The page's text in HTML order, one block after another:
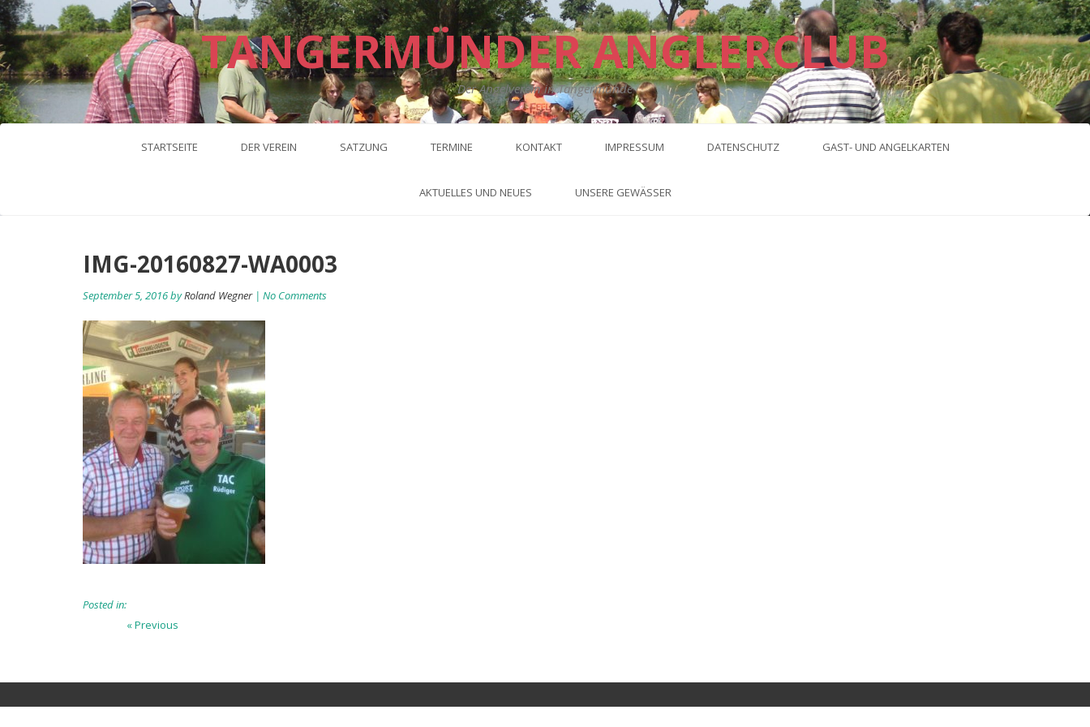
TANGERMÜNDER ANGLERCLUB
Der Angelverein in Tangermünde
STARTSEITE DER VEREIN SATZUNG TERMINE KONTAKT IMPRESSUM DATENSCHUTZ GAST- UND ANGELKARTEN
AKTUELLES UND NEUES UNSERE GEWÄSSER
IMG-20160827-WA0003
September 5, 2016 byRoland Wegner| No Comments
Posted in:
Beitragsnavigation
« Previous